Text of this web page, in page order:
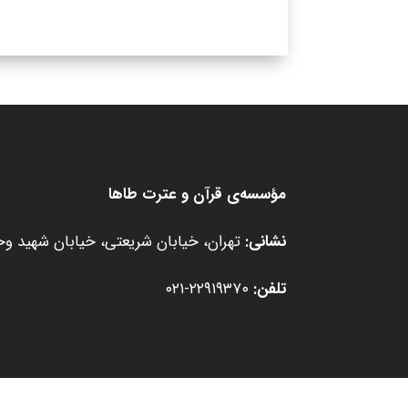
مؤسسه‌ی قرآن و عترت طاها
نشانی: تهران، خیابان شریعتی، خیابان شهید
تلفن: